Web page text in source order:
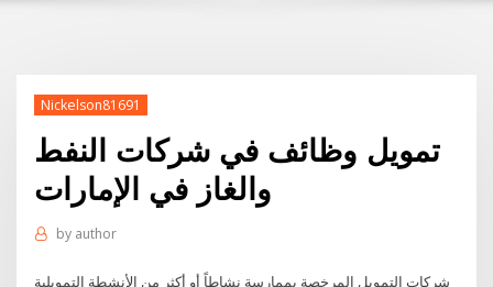
Nickelson81691
تمويل وظائف في شركات النفط
والغاز في الإمارات
by author
شركات التمويل المرخصة بممارسة نشاطاً أو أكثر من الأنشطة التمويلية